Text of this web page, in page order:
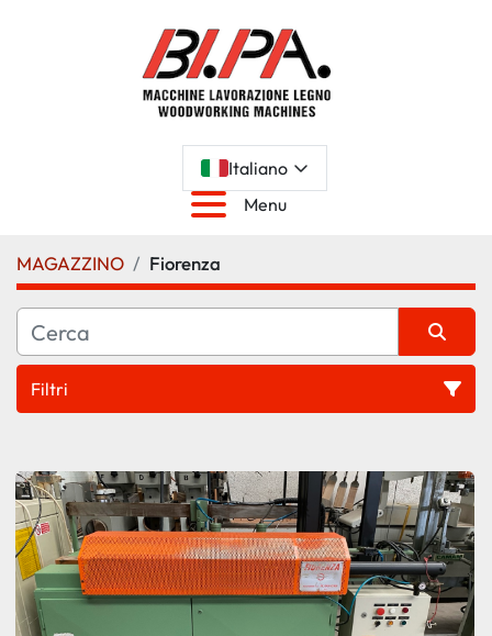
Italiano
Menu
MAGAZZINO Fiorenza
Filtri
Ordina per